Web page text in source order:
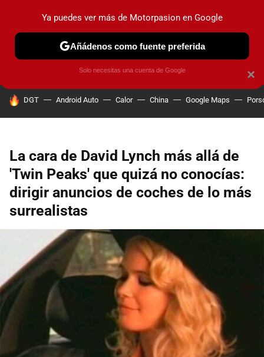
PRUEBAS COCHES ELÉCTRICOS OBSERVATORIO
HOY SE HABLA DE
DGT Android Auto Calor China Google Maps
La cara de David Lynch más allá de
'Twin Peaks' que quizá no conocías:
dirigir anuncios de coches de lo más
surrealistas
×
Ya puedes ver más de Motorpasion en Google
Añádenos como fuente preferida
Solo necesitas una cuenta de Google